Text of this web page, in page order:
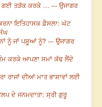
ਗਈ ਤੜੱਕ ਕਰਕੇ … --- ਉਜਾਗਰ
ਇਤਿਹਾਸਕ ਫ਼ੈਸਲਾ: ਘੱਟ
ਨੂੰ ਜਾਂ ਪਸ਼ੂਆਂ ਨੂੰ? --- ਉਜਾਗਰ
ਕਰਕੇ ਆਪਣਾ ਸਮਾਂ ਕੱਢ ਲੈਂਦੇ
ਰਾਜਾਂ ਦੀਆਂ ਮਾਤ ਭਾਸ਼ਾਵਾਂ ਲਈ
ਦੇ ਜਨਮਦਾਤਾ: ਸ੍ਰੀ ਗੁਰੂ